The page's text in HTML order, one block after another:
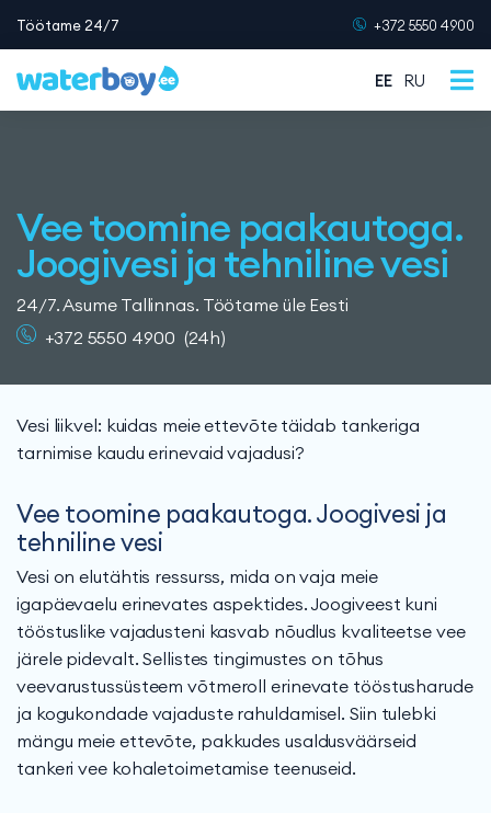
Töötame 24/7 +372 5550 4900
EE RU
Vee toomine paakautoga.
Joogivesi ja tehniline vesi
24/7. Asume Tallinnas. Töötame üle Eesti
+372 5550 4900 (24h)
Vesi liikvel: kuidas meie ettevõte täidab tankeriga
tarnimise kaudu erinevaid vajadusi?
Vee toomine paakautoga. Joogivesi ja
tehniline vesi
Vesi on elutähtis ressurss, mida on vaja meie
igapäevaelu erinevates aspektides. Joogiveest kuni
tööstuslike vajadusteni kasvab nõudlus kvaliteetse vee
järele pidevalt. Sellistes tingimustes on tõhus
veevarustussüsteem võtmeroll erinevate tööstusharude
ja kogukondade vajaduste rahuldamisel. Siin tulebki
mängu meie ettevõte, pakkudes usaldusväärseid
tankeri vee kohaletoimetamise teenuseid.